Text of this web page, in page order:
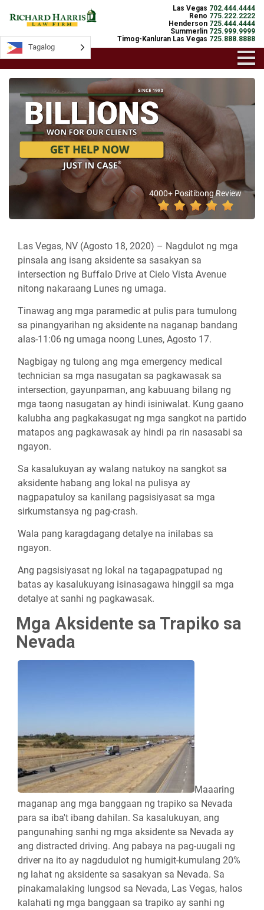
Las Vegas 702.444.4444
Reno 775.222.2222
Henderson 725.444.4444
Summerlin 725.999.9999
Timog-Kanluran Las Vegas 725.888.8888
4000+ Positibong Review
Las Vegas, NV (Agosto 18, 2020) – Nagdulot ng mga
pinsala ang isang aksidente sa sasakyan sa
intersection ng Buffalo Drive at Cielo Vista Avenue
nitong nakaraang Lunes ng umaga.
Tinawag ang mga paramedic at pulis para tumulong
sa pinangyarihan ng aksidente na naganap bandang
alas-11:06 ng umaga noong Lunes, Agosto 17.
Nagbigay ng tulong ang mga emergency medical
technician sa mga nasugatan sa pagkawasak sa
intersection, gayunpaman, ang kabuuang bilang ng
mga taong nasugatan ay hindi isiniwalat. Kung gaano
kalubha ang pagkakasugat ng mga sangkot na partido
matapos ang pagkawasak ay hindi pa rin nasasabi sa
ngayon.
Sa kasalukuyan ay walang natukoy na sangkot sa
aksidente habang ang lokal na pulisya ay
nagpapatuloy sa kanilang pagsisiyasat sa mga
sirkumstansya ng pag-crash.
Wala pang karagdagang detalye na inilabas sa
ngayon.
Ang pagsisiyasat ng lokal na tagapagpatupad ng
batas ay kasalukuyang isinasagawa hinggil sa mga
detalye at sanhi ng pagkawasak.
Mga Aksidente sa Trapiko sa
Nevada
Maaaring
maganap ang mga banggaan ng trapiko sa Nevada
para sa iba't ibang dahilan. Sa kasalukuyan, ang
pangunahing sanhi ng mga aksidente sa Nevada ay
ang distracted driving. Ang pabaya na pag-uugali ng
driver na ito ay nagdudulot ng humigit-kumulang 20%
ng lahat ng aksidente sa sasakyan sa Nevada. Sa
pinakamalaking lungsod sa Nevada, Las Vegas, halos
kalahati ng mga banggaan sa trapiko ay sanhi ng
Tagalog